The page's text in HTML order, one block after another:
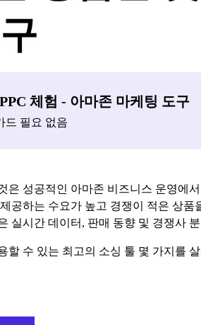
체험 - 아마존 마케팅 도구
드 필요 없음
은 성공적인 아마존 비즈니스 운영에
공하는 수요가 높고 경쟁이 적은 상
실시간 데이터, 판매 동향 및 경쟁사
할 수 있는 최고의 소싱 툴 몇 가지를